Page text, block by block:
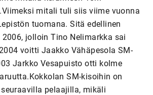
mitali tuli siis viime vuonna
tuomana. Sitä edellinen
jolloin Tino Nelimarkka sai
voitti Jaakko Vähäpesola SM-
Jarkko Vesapuisto otti kolme
SM-kisoihin on
pelaajilla, mikäli